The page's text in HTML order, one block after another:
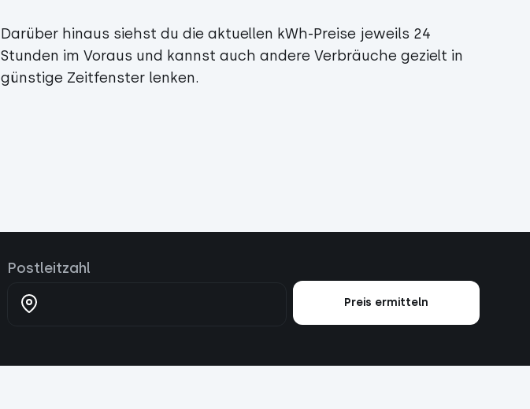
Darüber hinaus siehst du die aktuellen kWh-Preise jeweils 24
Stunden im Voraus und kannst auch andere Verbräuche gezielt in
günstige Zeitfenster lenken.
Postleitzahl
Preis ermitteln